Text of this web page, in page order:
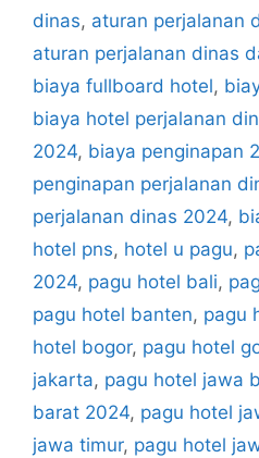
dinas, aturan perjalanan
aturan perjalanan dinas
biaya fullboard hotel,
biaya hotel perjalanan
2024, biaya penginapan
penginapan perjalanan
perjalanan dinas 2024,
hotel pns, hotel u pagu,
2024, pagu hotel bali,
pagu hotel banten, pagu
hotel bogor, pagu hotel
jakarta, pagu hotel jawa
barat 2024, pagu hotel
jawa timur, pagu hotel